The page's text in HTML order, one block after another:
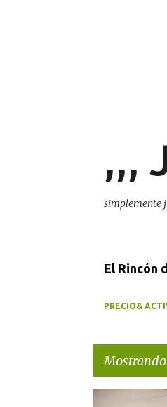
,,,
simplemente
El Rincón
PRECIO&
Mostrando